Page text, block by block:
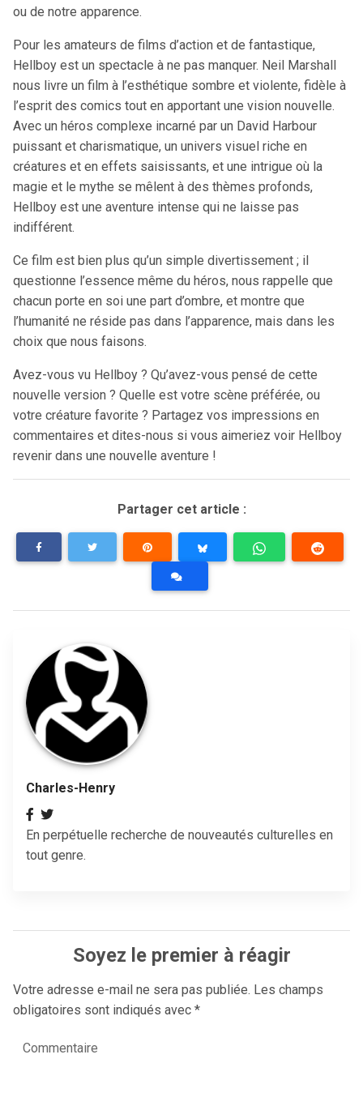
ou de notre apparence.
Pour les amateurs de films d’action et de fantastique,
Hellboy est un spectacle à ne pas manquer. Neil Marshall
nous livre un film à l’esthétique sombre et violente, fidèle à
l’esprit des comics tout en apportant une vision nouvelle.
Avec un héros complexe incarné par un David Harbour
puissant et charismatique, un univers visuel riche en
créatures et en effets saisissants, et une intrigue où la
magie et le mythe se mêlent à des thèmes profonds,
Hellboy est une aventure intense qui ne laisse pas
indifférent.
Ce film est bien plus qu’un simple divertissement ; il
questionne l’essence même du héros, nous rappelle que
chacun porte en soi une part d’ombre, et montre que
l’humanité ne réside pas dans l’apparence, mais dans les
choix que nous faisons.
Avez-vous vu Hellboy ? Qu’avez-vous pensé de cette
nouvelle version ? Quelle est votre scène préférée, ou
votre créature favorite ? Partagez vos impressions en
commentaires et dites-nous si vous aimeriez voir Hellboy
revenir dans une nouvelle aventure !
Partager cet article :
Charles-Henry
En perpétuelle recherche de nouveautés culturelles en
tout genre.
Soyez le premier à réagir
Votre adresse e-mail ne sera pas publiée. Les champs
obligatoires sont indiqués avec *
Commentaire